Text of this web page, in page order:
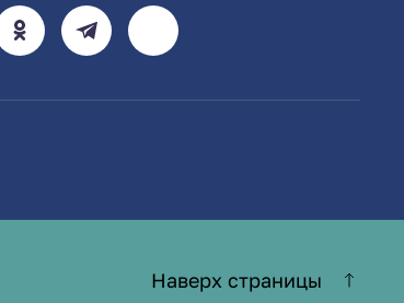
Наверх страницы